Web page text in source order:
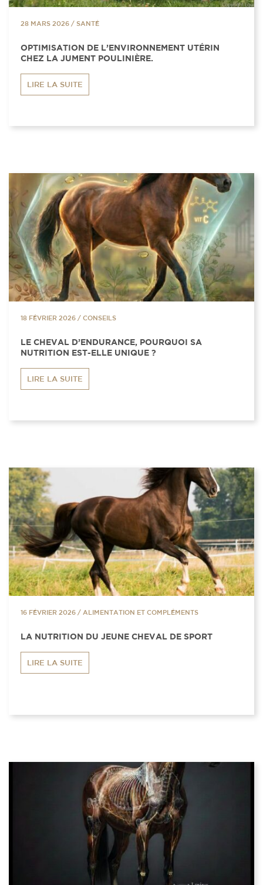
28 MARS 2026 / SANTÉ
OPTIMISATION DE L’ENVIRONNEMENT UTÉRIN
CHEZ LA JUMENT POULINIÈRE.
LIRE LA SUITE
18 FÉVRIER 2026 / CONSEILS
LE CHEVAL D’ENDURANCE, POURQUOI SA
NUTRITION EST-ELLE UNIQUE ?
LIRE LA SUITE
16 FÉVRIER 2026 / ALIMENTATION ET COMPLÉMENTS
LA NUTRITION DU JEUNE CHEVAL DE SPORT
LIRE LA SUITE